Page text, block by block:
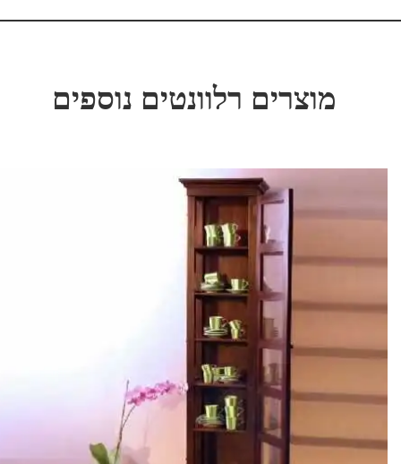
מוצרים רלוונטים נוספים